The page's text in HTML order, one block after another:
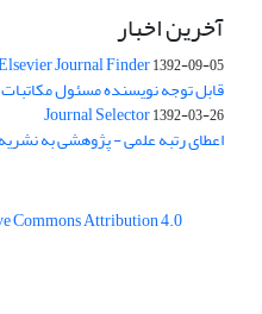
آخرین اخبار
Journal Finder1392-09-05
قابل توجه نویسنده مسئول مکاتبات
Journal Selector1392-03-26
اعطای رتبه علمی - پژوهشی به
Commons Attribution 4.0